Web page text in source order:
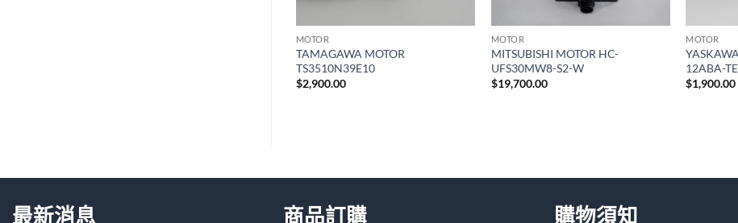
MOTOR
TAMAGAWA MOTOR
TS3510N39E10
$2,900.00
MOTOR
MITSUBISHI MOTOR HC-
UFS30MW8-S2-W
$19,700.00
MOTOR
12ABA-
$1,900.00
最新消息 商品訂購 購物須知